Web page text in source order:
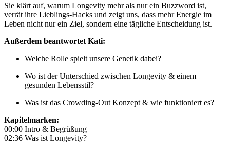
Sie klärt auf, warum Longevity mehr als nur ein Buzzword ist,
verrät ihre Lieblings-Hacks und zeigt uns, dass mehr Energie im
Leben nicht nur ein Ziel, sondern eine tägliche Entscheidung ist.
Außerdem beantwortet Kati:
Welche Rolle spielt unsere Genetik dabei?
Wo ist der Unterschied zwischen Longevity & einem
gesunden Lebensstil?
Was ist das Crowding-Out Konzept & wie funktioniert es?
Kapitelmarken:
00:00 Intro & Begrüßung
02:36 Was ist Longevity?